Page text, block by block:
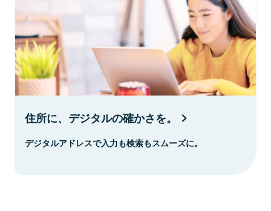
住所に、デジタルの確かさを。
デジタルアドレスで入力も検索もスムーズに。